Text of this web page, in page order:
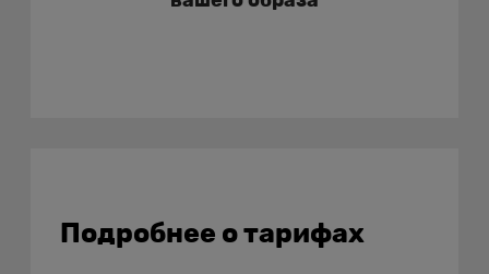
Подробнее о тарифах